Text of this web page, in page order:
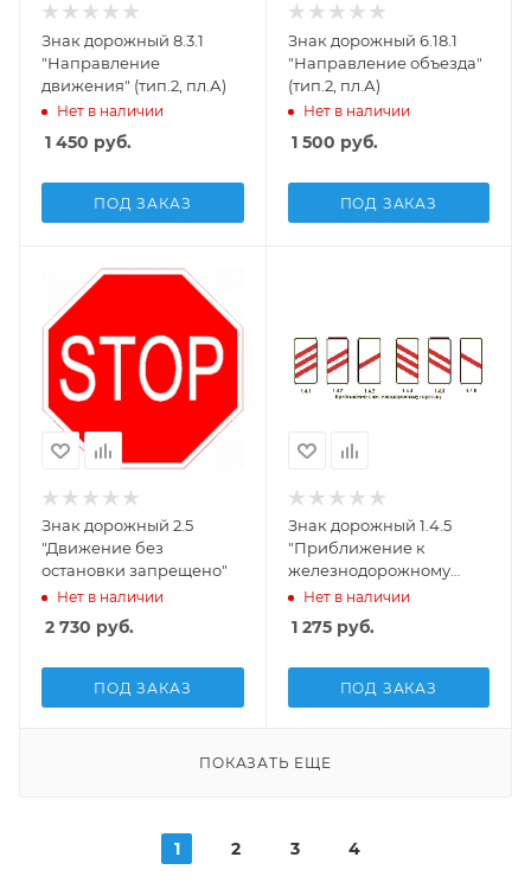
Знак дорожный 8.3.1
"Направление
движения" (тип.2, пл.А)
Нет в наличии
1 450 руб.
ПОД ЗАКАЗ
Знак дорожный 6.18.1
"Направление объезда"
(тип.2, пл.А)
Нет в наличии
1 500 руб.
ПОД ЗАКАЗ
Знак дорожный 2.5
"Движение без
остановки запрещено"
Нет в наличии
2 730 руб.
ПОД ЗАКАЗ
Знак дорожный 1.4.5
"Приближение к
железнодорожному
переезду" (тип.2, пл.А)
Нет в наличии
1 275руб.
ПОД ЗАКАЗ
ПОКАЗАТЬ ЕЩЕ
1 2 3 4